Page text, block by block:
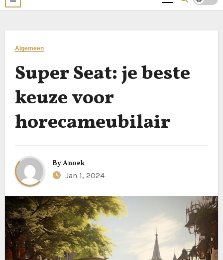
Algemeen
Super Seat: je beste
keuze voor
horecameubilair
ByAnoek
Jan 1, 2024